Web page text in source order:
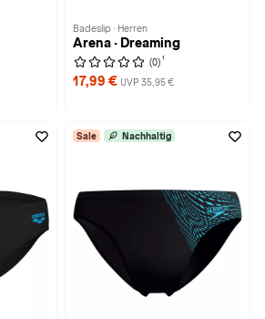
Badeslip · Herren
Arena · Dreaming
(0) 1
17,99 € UVP 35,95 €
Sale Nachhaltig